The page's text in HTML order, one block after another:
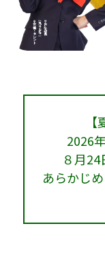
2026
８月24
あらかじ